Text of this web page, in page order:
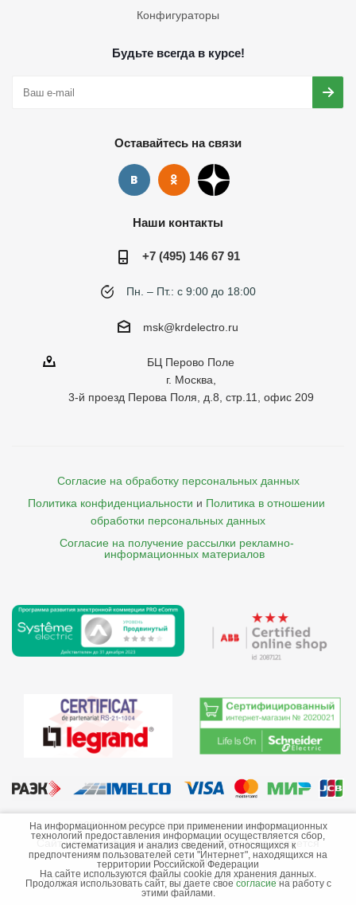
Конфигураторы
Будьте всегда в курсе!
Оставайтесь на связи
Наши контакты
+7 (495) 146 67 91
Пн. – Пт.: с 9:00 до 18:00
msk@krdelectro.ru
БЦ Перово Поле
г. Москва,
3-й проезд Перова Поля, д.8, стр.11, офис 209
Согласие на обработку персональных данных
Политика конфиденциальности и Политика в отношении
обработки персональных данных
Согласие на получение рассылки рекламно-
    информационных материалов
©2013-2026 ООО «Краснодарэлектро»
Сайт носит информационный характер и не является
публичной офертой.
Стоимость товаров и их наличие не гарантируются.
На информационном ресурсе при применении информационных
технологий предоставления информации осуществляется сбор,
систематизация и анализ сведений, относящихся к
предпочтениям пользователей сети "Интернет", находящихся на
территории Российской Федерации
На сайте используются файлы cookie для хранения данных.
Продолжая использовать сайт, вы даете свое согласие на работу с
этими файлами.